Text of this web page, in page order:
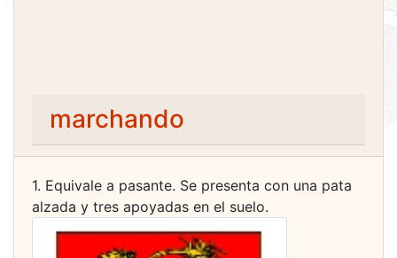
marchando
1. Equivale a pasante. Se presenta con una pata
alzada y tres apoyadas en el suelo.